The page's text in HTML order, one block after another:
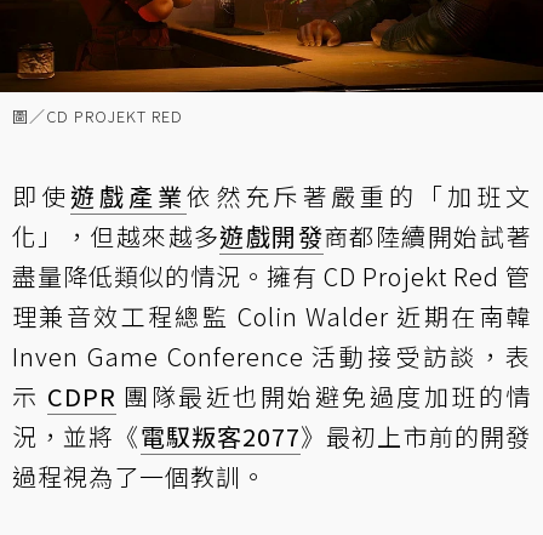
圖／CD PROJEKT RED
即使 遊戲產業依然充斥著嚴重的「加班文
化」，但越來越多遊戲開發商都陸續開始試著
盡量降低類似的情況。擁有 CD Projekt Red 管
理兼音效工程總監 Colin Walder 近期在南韓
Inven Game Conference 活動接受訪談，表
示 CDPR 團隊最近也開始避免過度加班的情
況，並將《電馭叛客2077》最初上市前的開發
過程視為了一個教訓。